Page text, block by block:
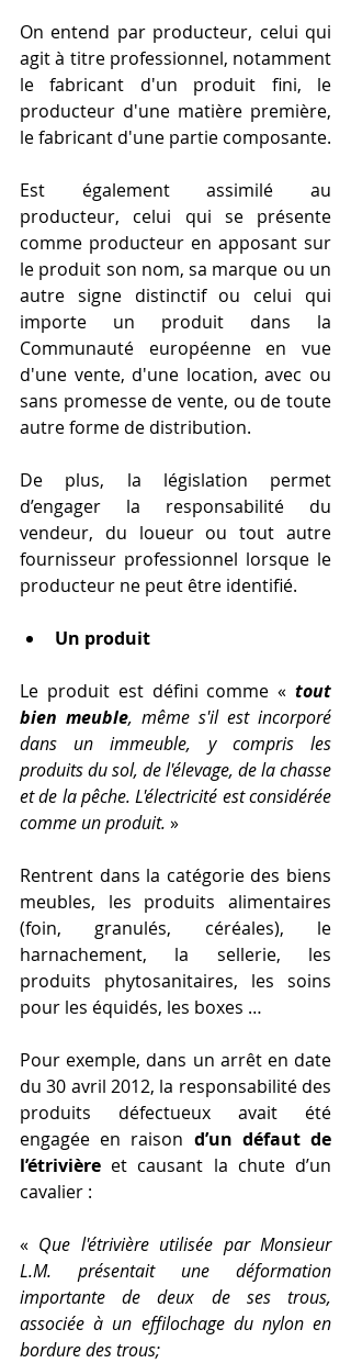
On entend par producteur, celui qui
agit à titre professionnel, notamment
le fabricant d'un produit fini, le
producteur d'une matière première,
le fabricant d'une partie composante.
Est également assimilé au
producteur, celui qui se présente
comme producteur en apposant sur
le produit son nom, sa marque ou un
autre signe distinctif ou celui qui
importe un produit dans la
Communauté européenne en vue
d'une vente, d'une location, avec ou
sans promesse de vente, ou de toute
autre forme de distribution.
De plus, la législation permet
d’engager la responsabilité du
vendeur, du loueur ou tout autre
fournisseur professionnel lorsque le
producteur ne peut être identifié.
Un produit
Le produit est défini comme « tout
bien meuble, même s'il est incorporé
dans un immeuble, y compris les
produits du sol, de l'élevage, de la chasse
et de la pêche. L'électricité est considérée
comme un produit. »
Rentrent dans la catégorie des biens
meubles, les produits alimentaires
(foin, granulés, céréales), le
harnachement, la sellerie, les
produits phytosanitaires, les soins
pour les équidés, les boxes …
Pour exemple, dans un arrêt en date
du 30 avril 2012, la responsabilité des
produits défectueux avait été
engagée en raison d’un défaut de
l’étrivière et causant la chute d’un
cavalier :
« Que l'étrivière utilisée par Monsieur
L.M. présentait une déformation
importante de deux de ses trous,
associée à un effilochage du nylon en
bordure des trous;